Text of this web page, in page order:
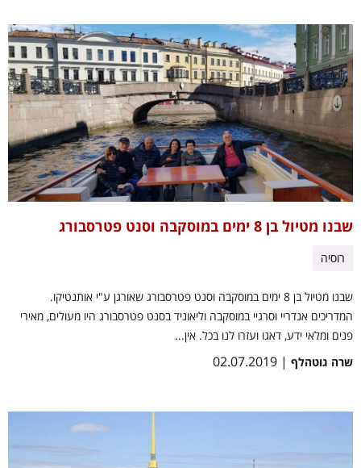
שבנו מטיול בן 8 ימים במוסקבה וסנט פטרסבורג
רוסיה
שבנו מטיול בן 8 ימים במוסקבה וסנט פטרסבורג שאורגן ע"י אותנטיקו.
המדריכים אנדריי וסרגיי במוסקבה וליאוניד בסנט פטרסבורג היו מעולים, מאירי
פנים ומלאי ידע, דאגו ועזרו לנו בכל. אין...
שרה גוטהלף | 02.07.2019